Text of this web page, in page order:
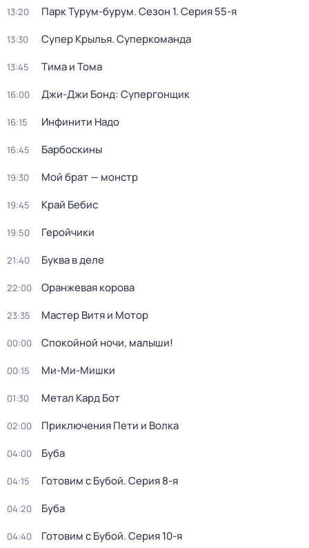
13:20 Парк Турум-бурум. Сезон 1. Серия 55-я
13:30 Супер Крылья. Суперкоманда
13:45 Тима и Тома
16:00 Джи-Джи Бонд: Супергонщик
16:15 Инфинити Надо
16:45 Барбоскины
19:30 Мой брат — монстр
19:45 Край Бебис
19:50 Геройчики
21:40 Буква в деле
22:00 Оранжевая корова
23:35 Мастер Витя и Мотор
00:00 Спокойной ночи, малыши!
00:15 Ми-Ми-Мишки
01:30 Метал Кард Бот
02:00 Приключения Пети и Волка
04:00 Буба
04:15 Готовим с Бубой. Серия 8-я
04:20 Буба
04:40 Готовим с Бубой. Серия 10-я